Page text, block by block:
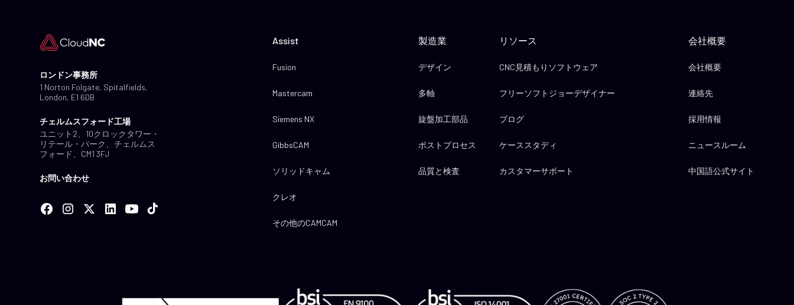
ロンドン事務所
1 Norton Folgate, Spitalfields,
London, E1 6DB
チェルムスフォード工場
ユニット2、10クロックタワー・
リテール・パーク、チェルムス
フォード、CM1 3FJ
お問い合わせ
Assist
Fusion
Mastercam
Siemens NX
GibbsCAM
ソリッドキャム
クレオ
その他のCAMCAM
製造業
デザイン
多軸
旋盤加工部品
ポストプロセス
品質と検査
リソース
CNC見積もりソフトウェア
フリーソフトジョーデザイナー
ブログ
ケーススタディ
カスタマーサポート
会社概要
会社概要
連絡先
採用情報
ニュースルーム
中国語公式サイト